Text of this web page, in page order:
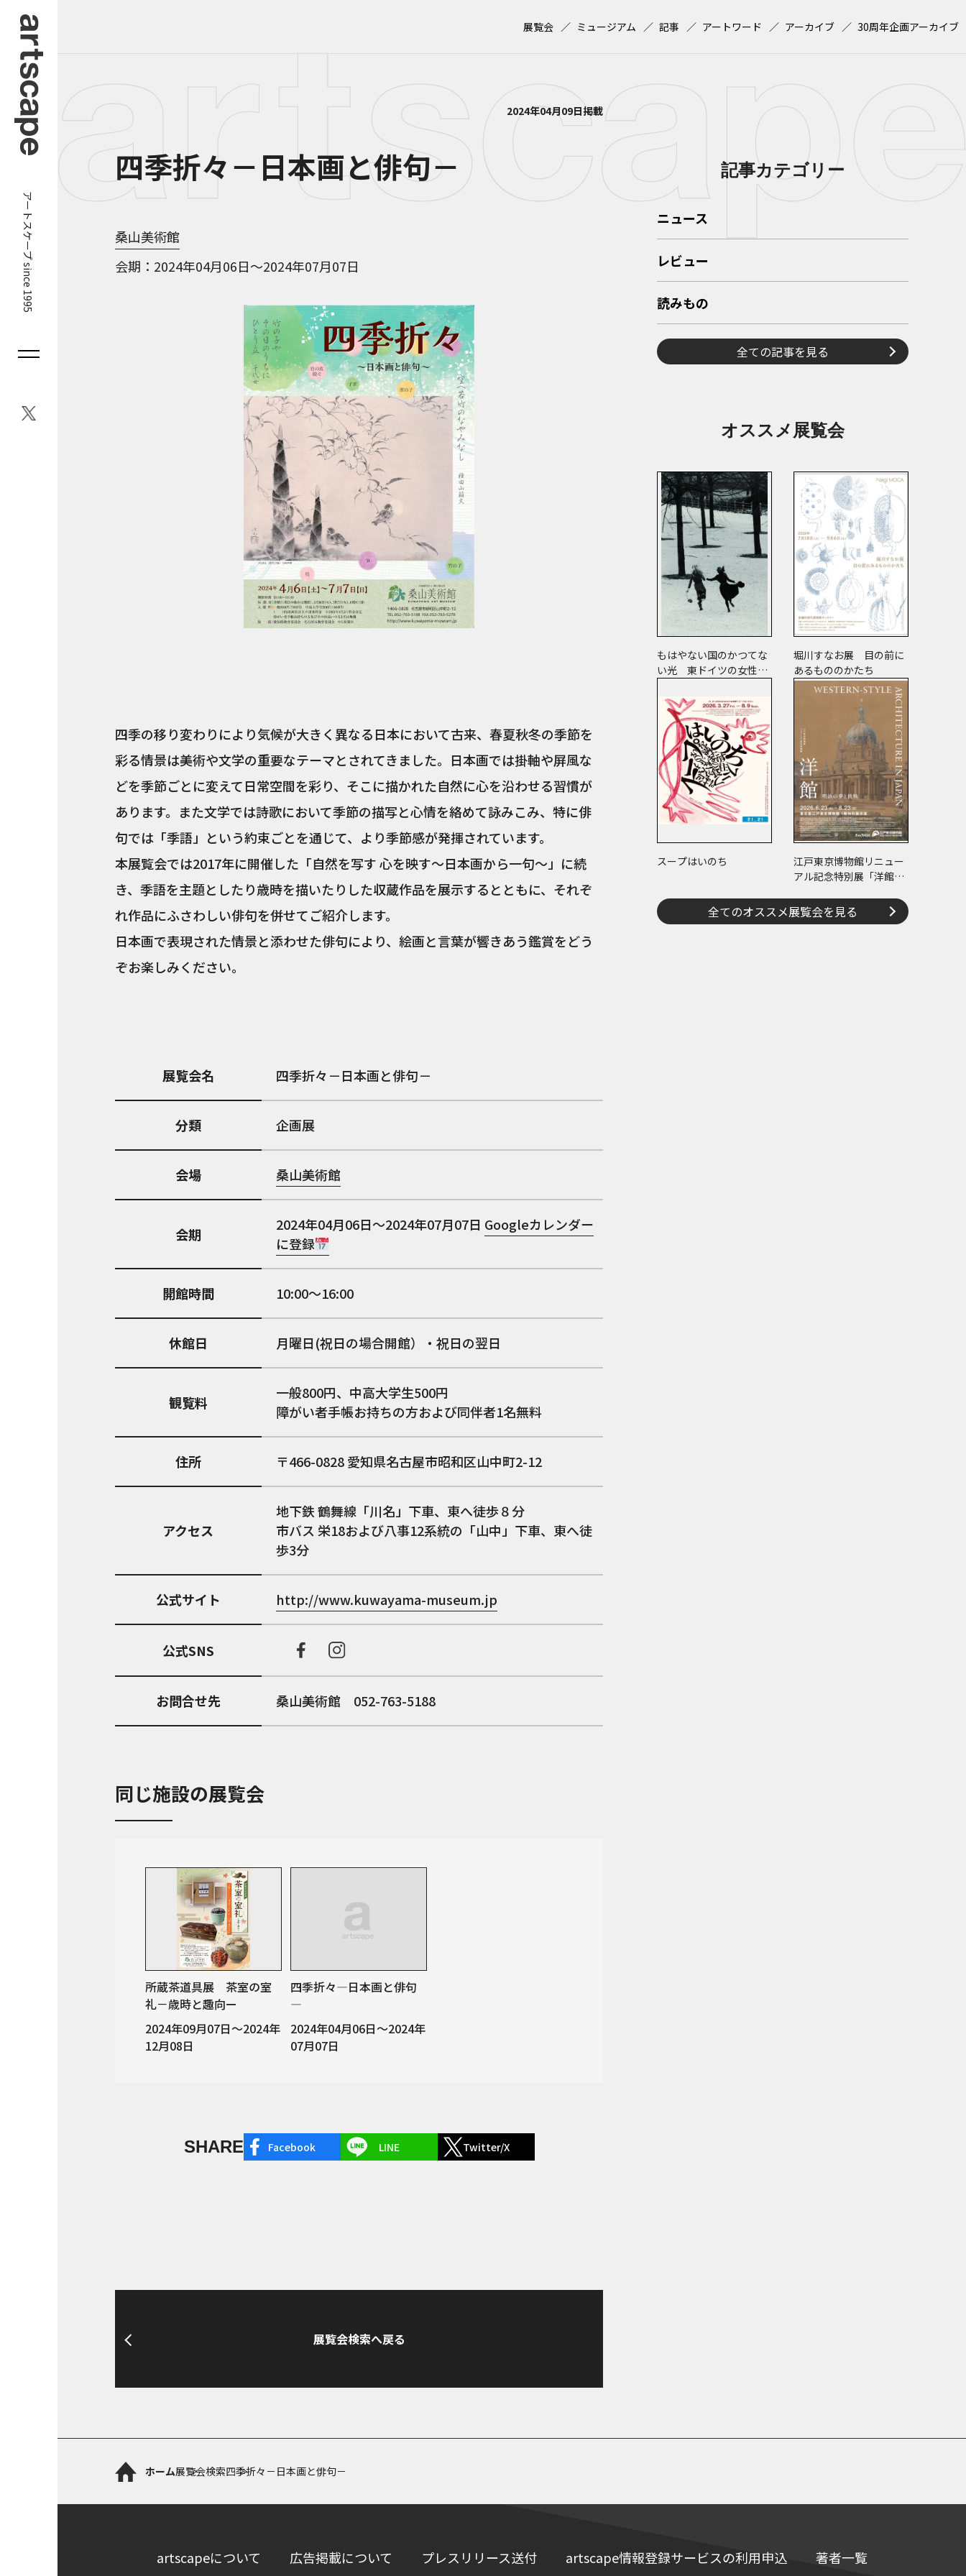
アートスケープ since 1995
展覧会 ミュージアム 記事 アートワード アーカイブ 30周年企画アーカイブ
2024年04月09日掲載
四季折々－日本画と俳句－
桑山美術館
会期
2024年04月06日～2024年07月07日
四季の移り変わりにより気候が大きく異なる日本において古来、春夏秋冬の季節を
彩る情景は美術や文学の重要なテーマとされてきました。日本画では掛軸や屏風な
どを季節ごとに変えて日常空間を彩り、そこに描かれた自然に心を沿わせる習慣が
あります。また文学では詩歌において季節の描写と心情を絡めて詠みこみ、特に俳
句では「季語」という約束ごとを通じて、より季節感が発揮されています。
本展覧会では2017年に開催した「自然を写す 心を映す～日本画から一句～」に続
き、季語を主題としたり歳時を描いたりした収蔵作品を展示するとともに、それぞ
れ作品にふさわしい俳句を併せてご紹介します。
日本画で表現された情景と添わせた俳句により、絵画と言葉が響きあう鑑賞をどう
ぞお楽しみください。
展覧会名 四季折々－日本画と俳句－
分類 企画展
会場 桑山美術館
会期
2024年04月06日～2024年07月07日 Googleカレンダー
に登録
開館時間 10:00～16:00
休館日 月曜日(祝日の場合開館）・祝日の翌日
観覧料
一般800円、中高大学生500円
障がい者手帳お持ちの方および同伴者1名無料
住所 466-0828 愛知県名古屋市昭和区山中町2-12
アクセス
地下鉄 鶴舞線「川名」下車、東へ徒歩８分
市バス 栄18および八事12系統の「山中」下車、東へ徒
歩3分
公式サイト http://www.kuwayama-museum.jp
公式SNS
お問合せ先 桑山美術館 052-763-5188
同じ施設の展覧会
所蔵茶道具展 茶室の室
礼－歳時と趣向ー
2024年09月07日～2024年
12月08日
四季折々—日本画と俳句
—
2024年04月06日～2024年
07月07日
SHARE Facebook LINE Twitter/X
展覧会検索へ戻る
記事カテゴリー
ニュース
レビュー
読みもの
全ての記事を見る
オススメ展覧会
もはやない国のかつてな
い光 東ドイツの女性写
堀川すなお展 目の前に
あるもののかたち
スープはいのち
江戸東京博物館リニュー
アル記念特別展「洋館
全てのオススメ展覧会を見る
ホーム展覧会検索四季折々－日本画と俳句－
artscapeについて 広告掲載について プレスリリース送付 artscape情報登録サービスの利用申込 著者一覧